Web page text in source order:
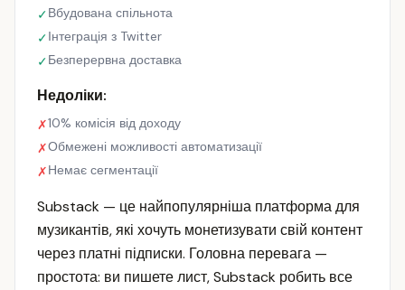
✓Вбудована спільнота
✓Інтеграція з Twitter
✓Безперервна доставка
Недоліки:
✗10% комісія від доходу
✗Обмежені можливості автоматизації
✗Немає сегментації
Substack — це найпопулярніша платформа для
музикантів, які хочуть монетизувати свій контент
через платні підписки. Головна перевага —
простота: ви пишете лист, Substack робить все